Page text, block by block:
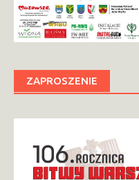
ZAPROSZENIE